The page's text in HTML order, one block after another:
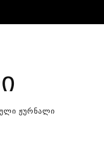
ჟურნალი